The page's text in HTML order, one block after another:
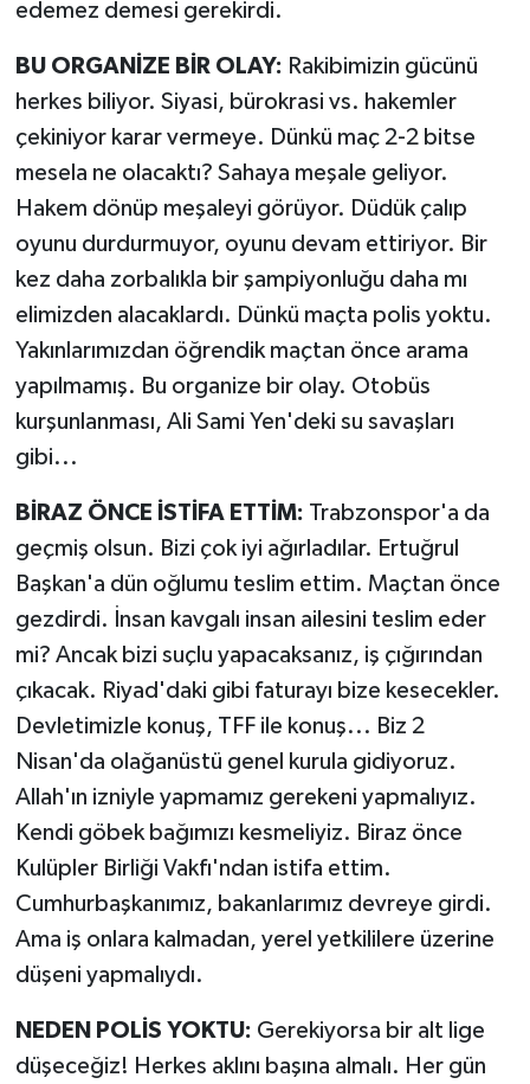
edemez demesi gerekirdi.
BU ORGANİZE BİR OLAY: Rakibimizin gücünü
herkes biliyor. Siyasi, bürokrasi vs. hakemler
çekiniyor karar vermeye. Dünkü maç 2-2 bitse
mesela ne olacaktı? Sahaya meşale geliyor.
Hakem dönüp meşaleyi görüyor. Düdük çalıp
oyunu durdurmuyor, oyunu devam ettiriyor. Bir
kez daha zorbalıkla bir şampiyonluğu daha mı
elimizden alacaklardı. Dünkü maçta polis yoktu.
Yakınlarımızdan öğrendik maçtan önce arama
yapılmamış. Bu organize bir olay. Otobüs
kurşunlanması, Ali Sami Yen'deki su savaşları
gibi...
BİRAZ ÖNCE İSTİFA ETTİM: Trabzonspor'a da
geçmiş olsun. Bizi çok iyi ağırladılar. Ertuğrul
Başkan'a dün oğlumu teslim ettim. Maçtan önce
gezdirdi. İnsan kavgalı insan ailesini teslim eder
mi? Ancak bizi suçlu yapacaksanız, iş çığırından
çıkacak. Riyad'daki gibi faturayı bize kesecekler.
Devletimizle konuş, TFF ile konuş... Biz 2
Nisan'da olağanüstü genel kurula gidiyoruz.
Allah'ın izniyle yapmamız gerekeni yapmalıyız.
Kendi göbek bağımızı kesmeliyiz. Biraz önce
Kulüpler Birliği Vakfı'ndan istifa ettim.
Cumhurbaşkanımız, bakanlarımız devreye girdi.
Ama iş onlara kalmadan, yerel yetkililere üzerine
düşeni yapmalıydı.
NEDEN POLİS YOKTU: Gerekiyorsa bir alt lige
düşeceğiz! Herkes aklını başına almalı. Her gün